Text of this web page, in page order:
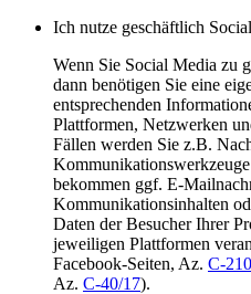
Ich nutze geschäftlich
Wenn Sie Social Media zu
dann benötigen Sie eine
entsprechenden
Plattformen, Netzwerken
Fällen werden Sie z.B.
bekommen ggf. E-
Kommunikationsinhalten
Daten der Besucher Ihrer
jeweiligen Plattformen
Facebook-Seiten, Az. C-
Az. C-40/17).